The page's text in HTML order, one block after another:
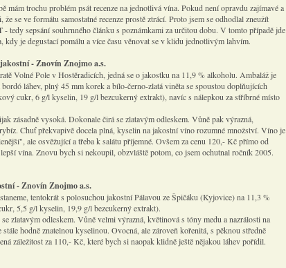
mám trochu problém psát recenze na jednotlivá vína. Pokud není opravdu zajímavé a
se ve formátu samostatné recenze prostě ztrácí. Proto jsem se odhodlal zneužít
tedy sepsání souhrnného článku s poznámkami za určitou dobu. V tomto případě jde
kdy je degustací pomálu a více času věnovat se v klidu jednotlivým lahvím.
- Znovín Znojmo a.s.
Volné Pole v Hostěradicích, jedná se o jakostku na 11,9 % alkoholu. Ambaláž je
láhev, plný 45 mm korek a bílo-černo-zlatá viněta se spoustou doplňujících
cukr, 6 g/l kyselin, 19 g/l bezcukerný extrakt), navíc s nálepkou za stříbrné místo
zásadně vysoká. Dokonale čirá se zlatavým odleskem. Vůně pak výrazná,
Chuť překvapivě docela plná, kyselin na jakostní víno rozumné množství. Víno je
ale osvěžující a třeba k salátu příjemné. Ovšem za cenu 120,- Kč přímo od
vína. Znovu bych si nekoupil, obzvláště potom, co jsem ochutnal ročník 2005.
- Znovín Znojmo a.s.
tentokrát s polosuchou jakostní Pálavou ze Špičáku (Kyjovice) na 11,3 %
5,5 g/l kyselin, 19,9 g/l bezcukerný extrakt).
zlatavým odleskem. Vůně velmi výrazná, květinová s tóny medu a nazrálosti na
hodně znatelnou kyselinou. Ovocná, ale zároveň kořenitá, s pěknou středně
záležitost za 110,- Kč, které bych si naopak klidně ještě nějakou láhev pořídil.